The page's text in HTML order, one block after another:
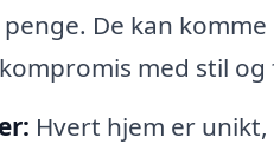
De kan
med stil
Hvert hjem er